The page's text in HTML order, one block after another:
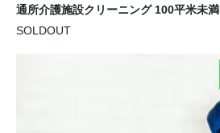
通所介護施設クリーニング 100平米未満
SOLDOUT